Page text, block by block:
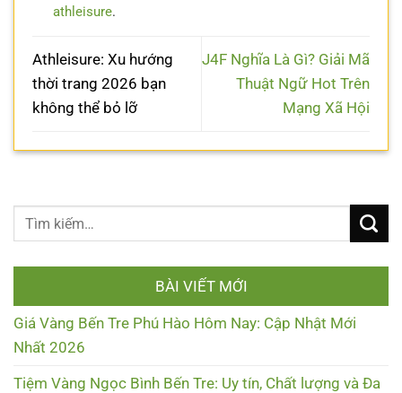
athleisure.
Athleisure: Xu hướng
thời trang 2026 bạn
không thể bỏ lỡ
J4F Nghĩa Là Gì? Giải Mã
Thuật Ngữ Hot Trên
Mạng Xã Hội
BÀI VIẾT MỚI
Giá Vàng Bến Tre Phú Hào Hôm Nay: Cập Nhật Mới
Nhất 2026
Tiệm Vàng Ngọc Bình Bến Tre: Uy tín, Chất lượng và Đa